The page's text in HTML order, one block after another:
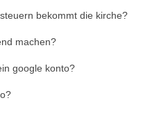
bekommt die kirche?
machen?
google konto?